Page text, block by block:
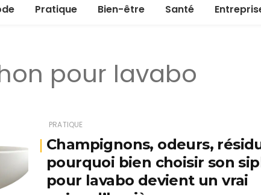
Pratique Bien-être Santé
pour lavabo
PRATIQUE
Champignons, odeurs,
pourquoi bien choisir son
pour lavabo devient un vrai